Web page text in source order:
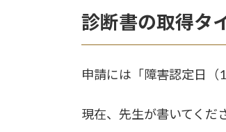
診断書の取得タ
申請には「障害認定日（
現在、先生が書いてくだ